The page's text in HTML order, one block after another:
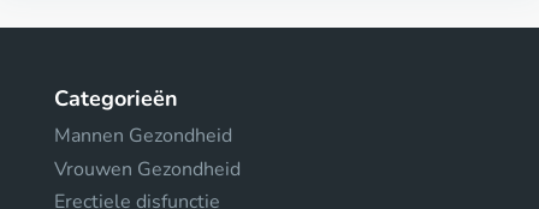
Categorieën
Mannen Gezondheid
Vrouwen Gezondheid
Erectiele disfunctie